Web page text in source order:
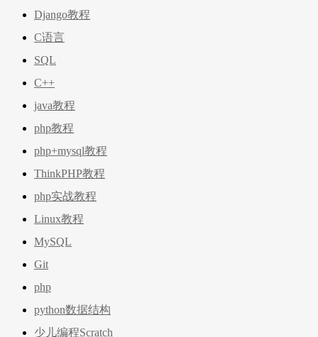
Django教程
C语言
SQL
C++
java教程
php教程
php+mysql教程
ThinkPHP教程
php实战教程
Linux教程
MySQL
Git
php
python数据结构
少儿编程Scratch